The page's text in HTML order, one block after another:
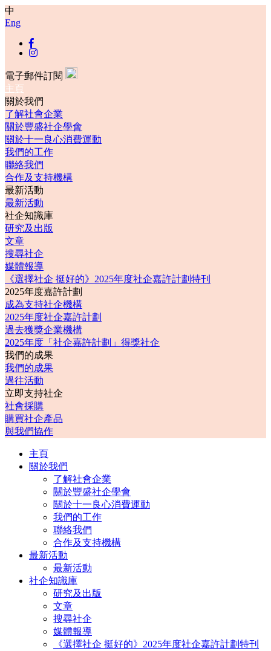
中
Eng
電子郵件訂閱
主頁
關於我們
了解社會企業
關於豐盛社企學會
關於十一良心消費運動
我們的工作
聯絡我們
合作及支持機構
最新活動
最新活動
社企知識庫
研究及出版
文章
搜尋社企
媒體報導
《選擇社企 挺好的》2025年度社企嘉許計劃特刊
2025年度嘉許計劃
成為支持社企機構
2025年度社企嘉許計劃
過去獲獎企業機構
2025年度「社企嘉許計劃」得獎社企
我們的成果
我們的成果
過往活動
立即支持社企
社會採購
購買社企產品
與我們協作
主頁
關於我們
了解社會企業
關於豐盛社企學會
關於十一良心消費運動
我們的工作
聯絡我們
合作及支持機構
最新活動
最新活動
社企知識庫
研究及出版
文章
搜尋社企
媒體報導
《選擇社企 挺好的》2025年度社企嘉許計劃特刊